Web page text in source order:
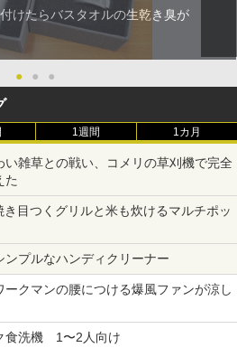
けたらバスタオルの生乾き臭が
● ● ●
1週間 1カ月
い雑草との戦い、コメリの草刈機で完全
た
目つくグリルと米も炊けるマルチポッ
ンプルなハンディクリーナー
ークマンの腰につける爆風ファンが涼し
食洗機 1〜2人向け